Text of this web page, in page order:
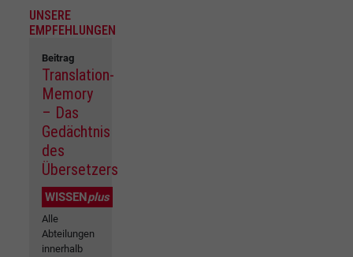
UNSERE
EMPFEHLUNGEN
Beitrag
Translation-
Memory
– Das
Gedächtnis
des
Übersetzers
WISSENplus
Alle
Abteilungen
innerhalb